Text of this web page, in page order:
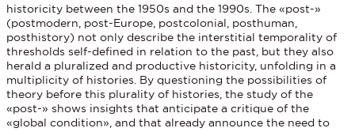
historicity between the 1950s and the 1990s. The «post-»
(postmodern, post-Europe, postcolonial, posthuman,
posthistory) not only describe the interstitial temporality of
thresholds self-defined in relation to the past, but they also
herald a pluralized and productive historicity, unfolding in a
multiplicity of histories. By questioning the possibilities of
theory before this plurality of histories, the study of the
«post-» shows insights that anticipate a critique of the
«global condition», and that already announce the need to